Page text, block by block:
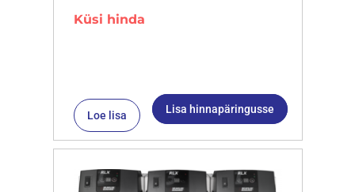
Küsi hinda
Loe lisa Lisa hinnapäringusse